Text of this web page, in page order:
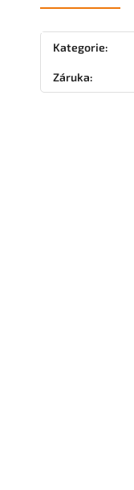
Kategorie:
Záruka: